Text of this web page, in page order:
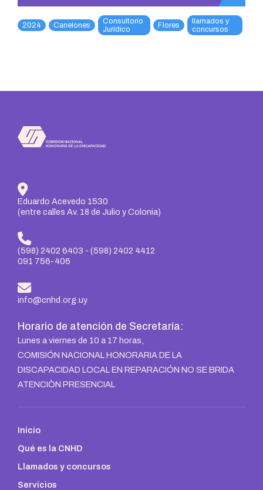
2024 Canelones
Consultorio
Jurídico
Flores
llamados y
concursos
Eduardo Acevedo 1530
(entre calles Av. 18 de Julio y Colonia)
(598) 2402 6403 - (598) 2402 4412
091 756-406
info@cnhd.org.uy
Horario de atención de Secretaría:
Lunes a viernes de 10 a 17 horas,
COMISIÓN NACIONAL HONORARIA DE LA
DISCAPACIDAD LOCAL EN REPARACIÓN NO SE BRIDA
ATENCIÒN PRESENCIAL
Inicio
Qué es la CNHD
Llamados y concursos
Servicios